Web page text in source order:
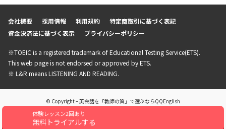
体験レッスン2回あり
無料トライアルする
会社概要 採用情報 利用規約
特定商取引に基づく表記
資金決済法に基づく表示
プライバシーポリシー
※TOEIC is a registered trademark of Educational Testing Service(ETS).
This web page is not endorsed or approved by ETS.
※ L&R means LISTENING AND READING.
© Copyright – 英会話を「教師の質」で選ぶならQQEnglish